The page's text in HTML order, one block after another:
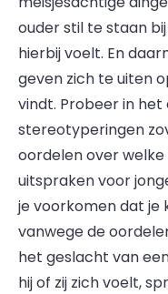
ouder stil te staan
hierbij voelt. En
geven zich te uiten
vindt. Probeer in het
stereotyperingen
oordelen over
uitspraken voor
je voorkomen dat je
vanwege de
het geslacht van
hij of zij zich voelt,